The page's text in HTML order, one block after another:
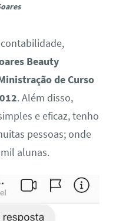
Beauty
de Curso
. Além disso,
e eficaz, tenho
pessoas; onde
alunas.